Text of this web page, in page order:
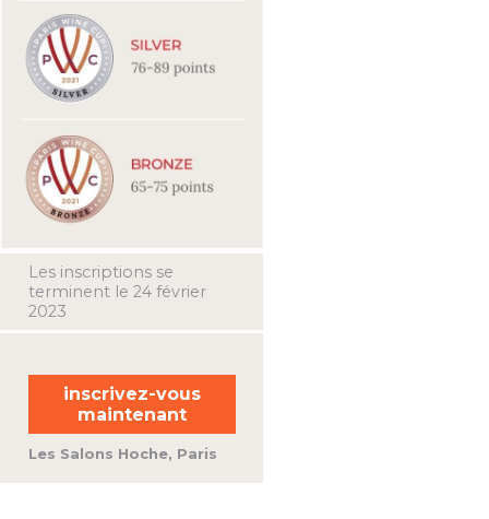
Les inscriptions se
terminent le 24 février
2023
inscrivez-vous
maintenant
Les Salons Hoche, Paris